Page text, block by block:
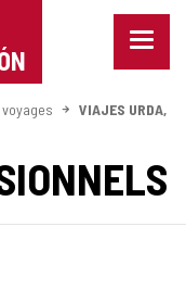
Menu
les
VIAJES URDA,